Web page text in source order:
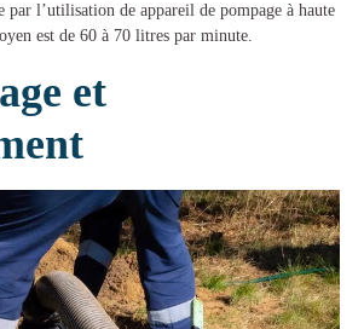
par l’utilisation de appareil de pompage à haute
est de 60 à 70 litres par minute.
et